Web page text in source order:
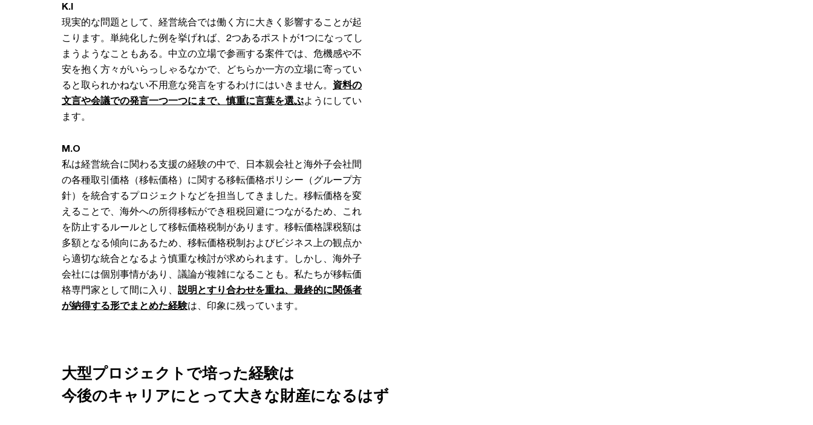
K.I
現実的な問題として、経営統合では働く方に大きく影響することが起
こります。単純化した例を挙げれば、2つあるポストが1つになってし
まうようなこともある。中立の立場で参画する案件では、危機感や不
安を抱く方々がいらっしゃるなかで、どちらか一方の立場に寄ってい
ると取られかねない不用意な発言をするわけにはいきません。 資料の
文言や会議での発言一つ一つにまで、慎重に言葉を選ぶようにしてい
ます。
M.O
私は経営統合に関わる支援の経験の中で、日本親会社と海外子会社間
の各種取引価格（移転価格）に関する移転価格ポリシー（グループ方
針）を統合するプロジェクトなどを担当してきました。移転価格を変
えることで、海外への所得移転ができ租税回避につながるため、これ
を防止するルールとして移転価格税制があります。移転価格課税額は
多額となる傾向にあるため、移転価格税制およびビジネス上の観点か
ら適切な統合となるよう慎重な検討が求められます。しかし、海外子
会社には個別事情があり、議論が複雑になることも。私たちが移転価
格専門家として間に入り、 説明とすり合わせを重ね、最終的に関係者
が納得する形でまとめた経験は、印象に残っています。
大型プロジェクトで培った経験は
今後のキャリアにとって大きな財産になるはず